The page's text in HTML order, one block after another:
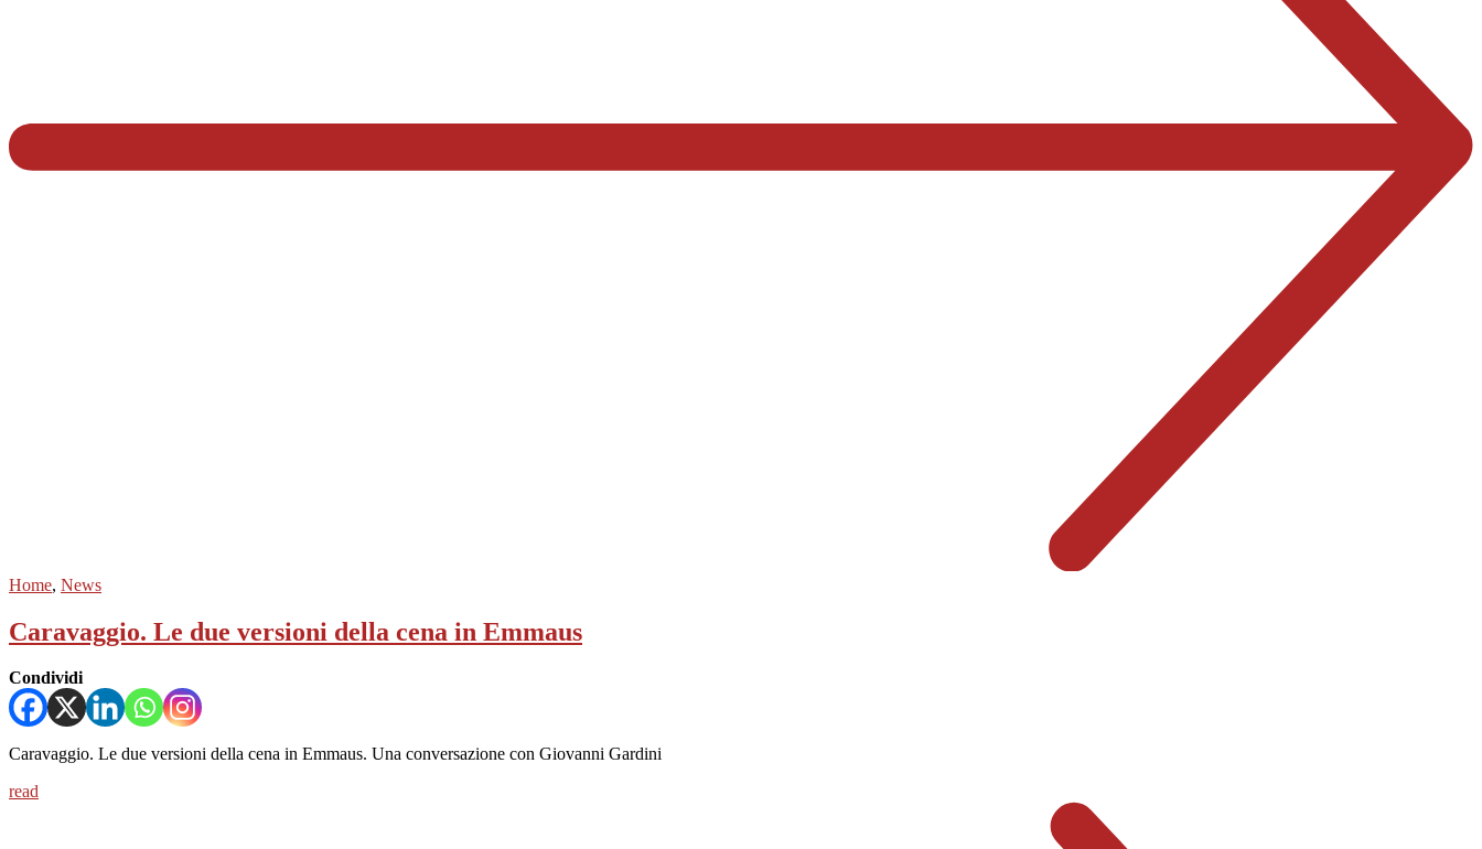
Home, News
Caravaggio. Le due versioni della cena in Emmaus
Condividi
Caravaggio. Le due versioni della cena in Emmaus. Una conversazione con Giovanni Gardini
read